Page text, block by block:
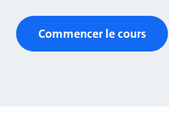
Commencer le cours